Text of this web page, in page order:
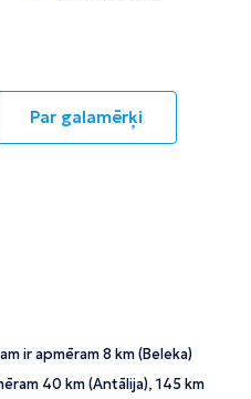
Par galamērķi
ir apmēram 8 km (Beleka)
40 km (Antālija), 145 km